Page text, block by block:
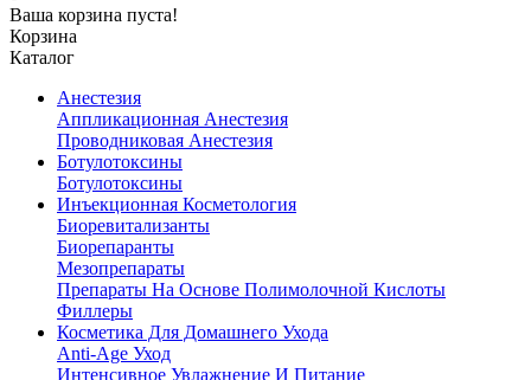
Ваша корзина пуста!
Корзина
Каталог
Анестезия
Аппликационная Анестезия
Проводниковая Анестезия
Ботулотоксины
Ботулотоксины
Инъекционная Косметология
Биоревитализанты
Биорепаранты
Мезопрепараты
Препараты На Основе Полимолочной Кислоты
Филлеры
Косметика Для Домашнего Ухода
Anti-Age Уход
Интенсивное Увлажнение И Питание